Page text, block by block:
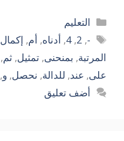
التصنيفات
التعليم
الوسوم-
,
2
,
4
, أدناه, أم, إكمال
المرتبة, بمنحنى, تمثيل, ثم,
على, عند, للدالة, نحصل, و,
أضف تعليق